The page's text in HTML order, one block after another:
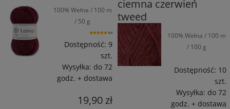
100% Wełna / 100 m
/ 50 g
5.0
Dostępność: 9
szt.
Wysyłka: do 72
godz. + dostawa
19,90 zł
ciemna czerwień
tweed
100% Wełna / 100 m
/ 100 g
Dostępność: 10
szt.
Wysyłka: do 72
godz. + dostawa